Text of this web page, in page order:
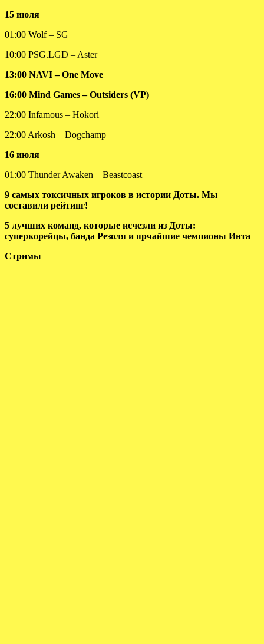
15 июля
01:00 Wolf – SG
10:00 PSG.LGD – Aster
13:00 NAVI – One Move
16:00 Mind Games – Outsiders (VP)
22:00 Infamous – Hokori
22:00 Arkosh – Dogchamp
16 июля
01:00 Thunder Awaken – Beastcoast
9 самых токсичных игроков в истории Доты. Мы
составили рейтинг!
5 лучших команд, которые исчезли из Доты:
суперкорейцы, банда Резоля и ярчайшие чемпионы Инта
Стримы